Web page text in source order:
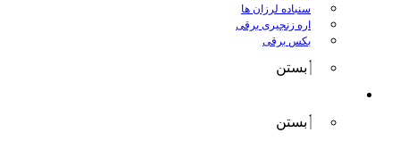
سنباده لرزان ها
اره زنجیری برقی
بکس برقی
بستن
بستن